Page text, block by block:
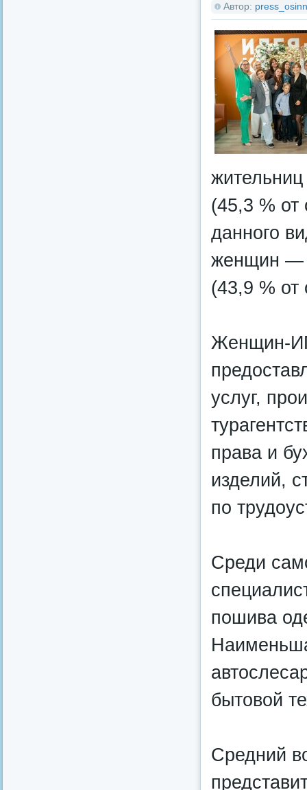
Автор:
(45,3 % от
данного
женщин —
(43,9 % от
Женщин-
услуг,
права и
изделий,
по
Среди
пошива
бытовой
Средний